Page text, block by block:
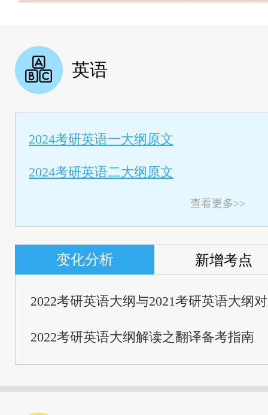
英语
2024考研英语一大纲原文
2024考研英语二大纲原文
查看更多>>
变化分析 新增考点
2022考研英语大纲与2021考研英语大纲
2022考研英语大纲解读之翻译备考指南